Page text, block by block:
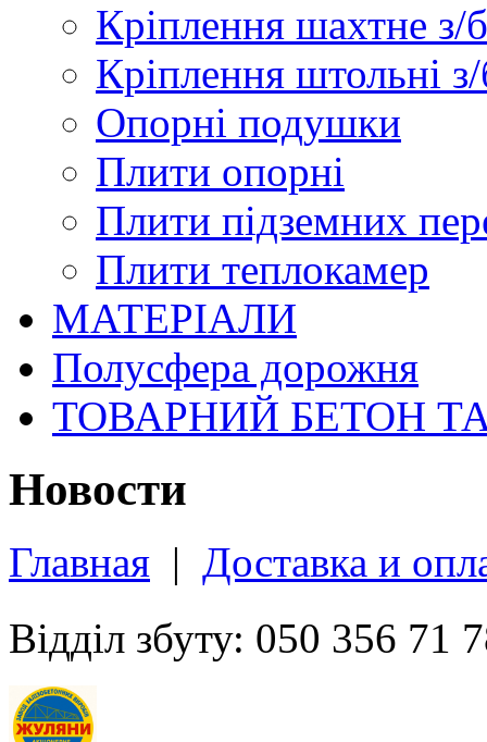
Кріплення шахтне з/б
Кріплення штольні
Опорні подушки
Плити опорні
Плити підземних
Плити теплокамер
МАТЕРІАЛИ
Полусфера дорожня
ТОВАРНИЙ БЕТОН
Новости
Главная | Доставка и
Відділ збуту: 050 356 71